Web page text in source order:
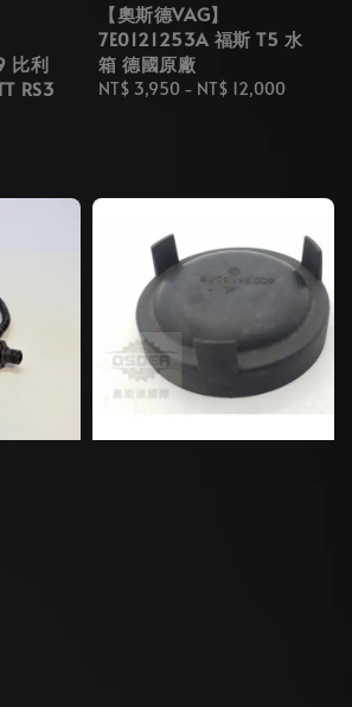
比利
RS3
【奧斯德VAG】
7E0121253A 福斯 T5 水
箱 德國原廠
Regular
NT$ 3,950 - NT$ 12,000